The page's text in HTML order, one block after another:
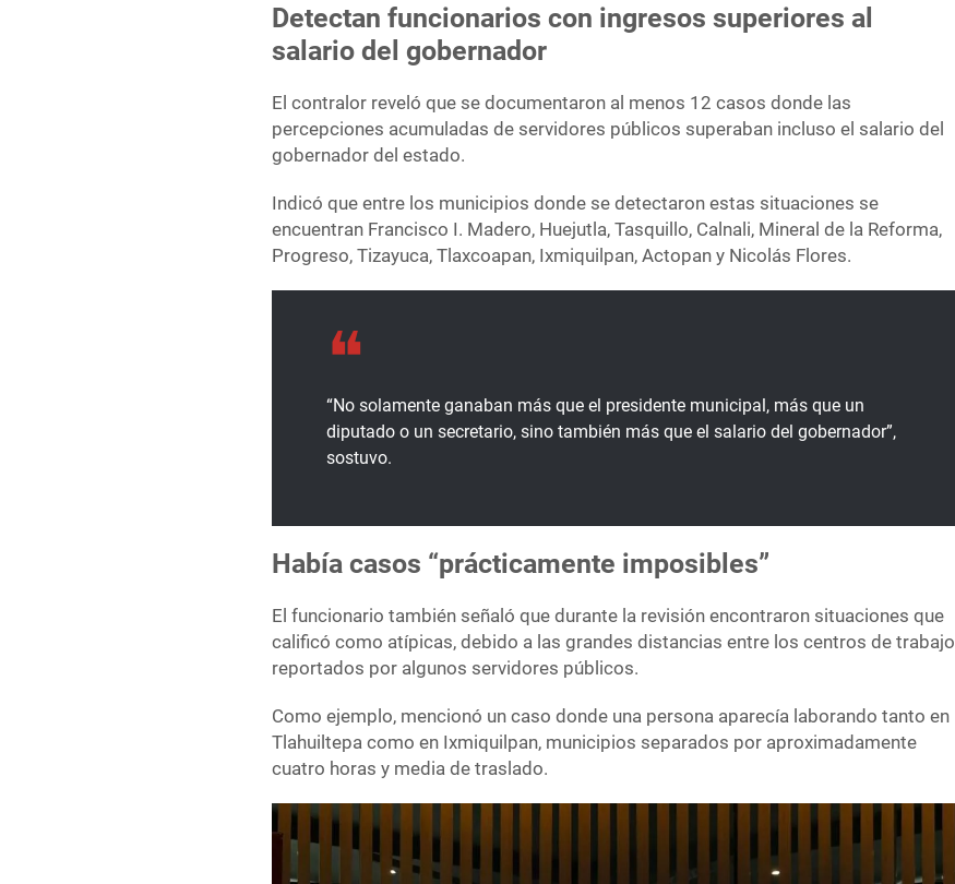
Detectan funcionarios con ingresos superiores al
salario del gobernador
El contralor reveló que se documentaron al menos 12 casos donde las
percepciones acumuladas de servidores públicos superaban incluso el salario del
gobernador del estado.
Indicó que entre los municipios donde se detectaron estas situaciones se
encuentran Francisco I. Madero, Huejutla, Tasquillo, Calnali, Mineral de la Reforma,
Progreso, Tizayuca, Tlaxcoapan, Ixmiquilpan, Actopan y Nicolás Flores.
“No solamente ganaban más que el presidente municipal, más que un
diputado o un secretario, sino también más que el salario del gobernador”,
sostuvo.
Había casos “prácticamente imposibles”
El funcionario también señaló que durante la revisión encontraron situaciones que
calificó como atípicas, debido a las grandes distancias entre los centros de trabajo
reportados por algunos servidores públicos.
Como ejemplo, mencionó un caso donde una persona aparecía laborando tanto en
Tlahuiltepa como en Ixmiquilpan, municipios separados por aproximadamente
cuatro horas y media de traslado.